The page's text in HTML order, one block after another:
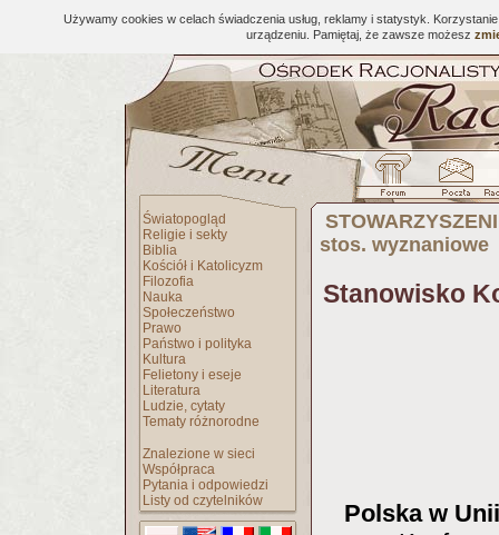
Używamy cookies w celach świadczenia usług, reklamy i statystyk.
urządzeniu. Pamiętaj, że zawsze możesz
Światopogląd
Religie i sekty
Biblia
Kościół i Katolicyzm
Filozofia
Nauka
Społeczeństwo
Prawo
Państwo i polityka
Kultura
Felietony i eseje
Literatura
Ludzie, cytaty
Tematy różnorodne
Znalezione w sieci
Współpraca
Pytania i odpowiedzi
Listy od czytelników
stos. wyznaniowe
Stanowisko
Polska w